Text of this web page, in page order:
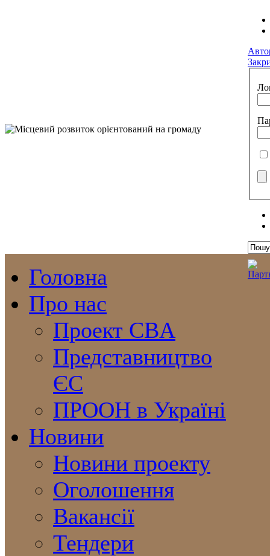
Головна
Про нас
Проект CBA
Представництво
ЄС
ПРООН в Україні
Новини
Новини проекту
Оголошення
Вакансії
Тендери